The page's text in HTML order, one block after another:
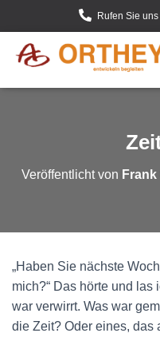
Rufen Sie
Veröffentlicht von
„Haben Sie nächste
mich?“ Das hörte und las
war verwirrt. Was war
die Zeit? Oder eines, das